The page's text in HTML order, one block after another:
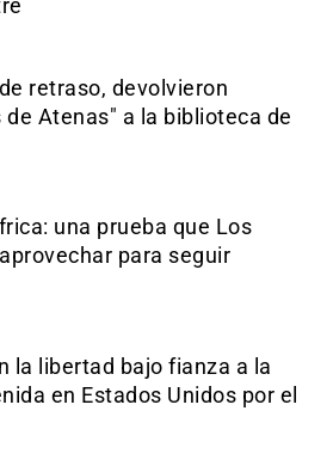
retraso, devolvieron
de Atenas" a la biblioteca de
una prueba que Los
para seguir
la libertad bajo fianza a la
en Estados Unidos por el